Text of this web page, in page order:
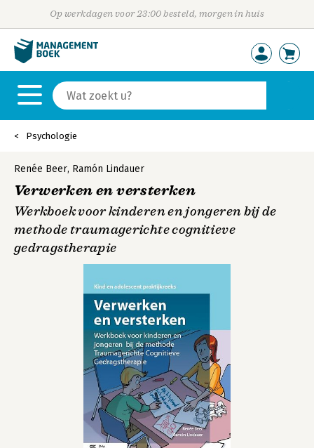
Op werkdagen voor 23:00 besteld, morgen in huis
Psychologie
Renée Beer, Ramón Lindauer
Verwerken en versterken
Werkboek voor kinderen en jongeren bij de
methode traumagerichte cognitieve
gedragstherapie